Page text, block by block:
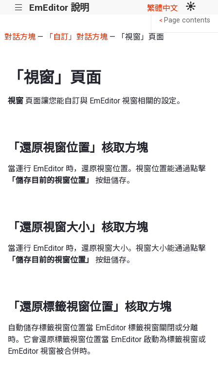
||| EmEditor 說明 繁體中文
對話方塊— 「自訂」對話方塊— 「視窗」頁面
「視窗」頁面
視窗 頁面讓您能自訂與 EmEditor 視窗相關的設定。
「還原視窗位置」核取方塊
當運行 EmEditor 時，還原視窗位置。視窗位置能通過點擊
「儲存目前的視窗位置」
按鈕儲存。
「還原視窗大小」核取方塊
當運行 EmEditor 時，還原視窗大小。視窗大小能通過點擊
「儲存目前的視窗位置」
按鈕儲存。
「還原標籤視窗位置」核取方塊
自動儲存標籤視窗位置當 EmEditor 標籤視窗關閉或分離
時。它會還原標籤視窗位置當 EmEditor 啟動為標籤視窗或
EmEditor 視窗被合併時。
< Page contents